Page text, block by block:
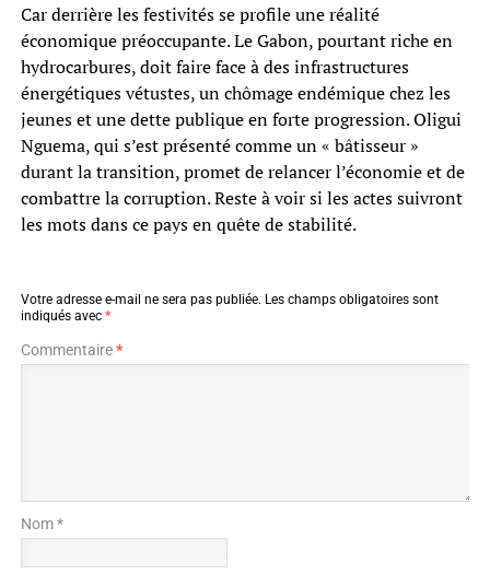
Car derrière les festivités se profile une réalité
économique préoccupante. Le Gabon, pourtant riche en
hydrocarbures, doit faire face à des infrastructures
énergétiques vétustes, un chômage endémique chez les
jeunes et une dette publique en forte progression. Oligui
Nguema, qui s’est présenté comme un « bâtisseur »
durant la transition, promet de relancer l’économie et de
combattre la corruption. Reste à voir si les actes suivront
les mots dans ce pays en quête de stabilité.
Votre adresse e-mail ne sera pas publiée. Les champs obligatoires sont
indiqués avec *
Commentaire*
Nom *